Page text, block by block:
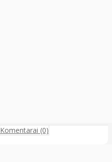
Komentarai (0)